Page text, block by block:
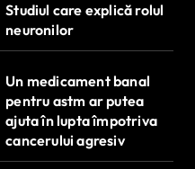
Studiul care explică rolul
neuronilor
Un medicament banal
pentru astm ar putea
ajuta în lupta împotriva
cancerului agresiv